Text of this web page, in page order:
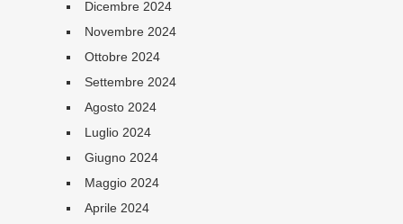
Dicembre 2024
Novembre 2024
Ottobre 2024
Settembre 2024
Agosto 2024
Luglio 2024
Giugno 2024
Maggio 2024
Aprile 2024